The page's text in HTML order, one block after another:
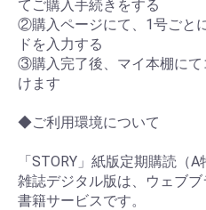
てご購入手続きをする
②購入ページにて、1号ごと
ドを入力する
③購入完了後、マイ本棚に
けます
◆ご利用環境について
「STORY」紙版定期購読（
雑誌デジタル版は、ウェブ
書籍サービスです。